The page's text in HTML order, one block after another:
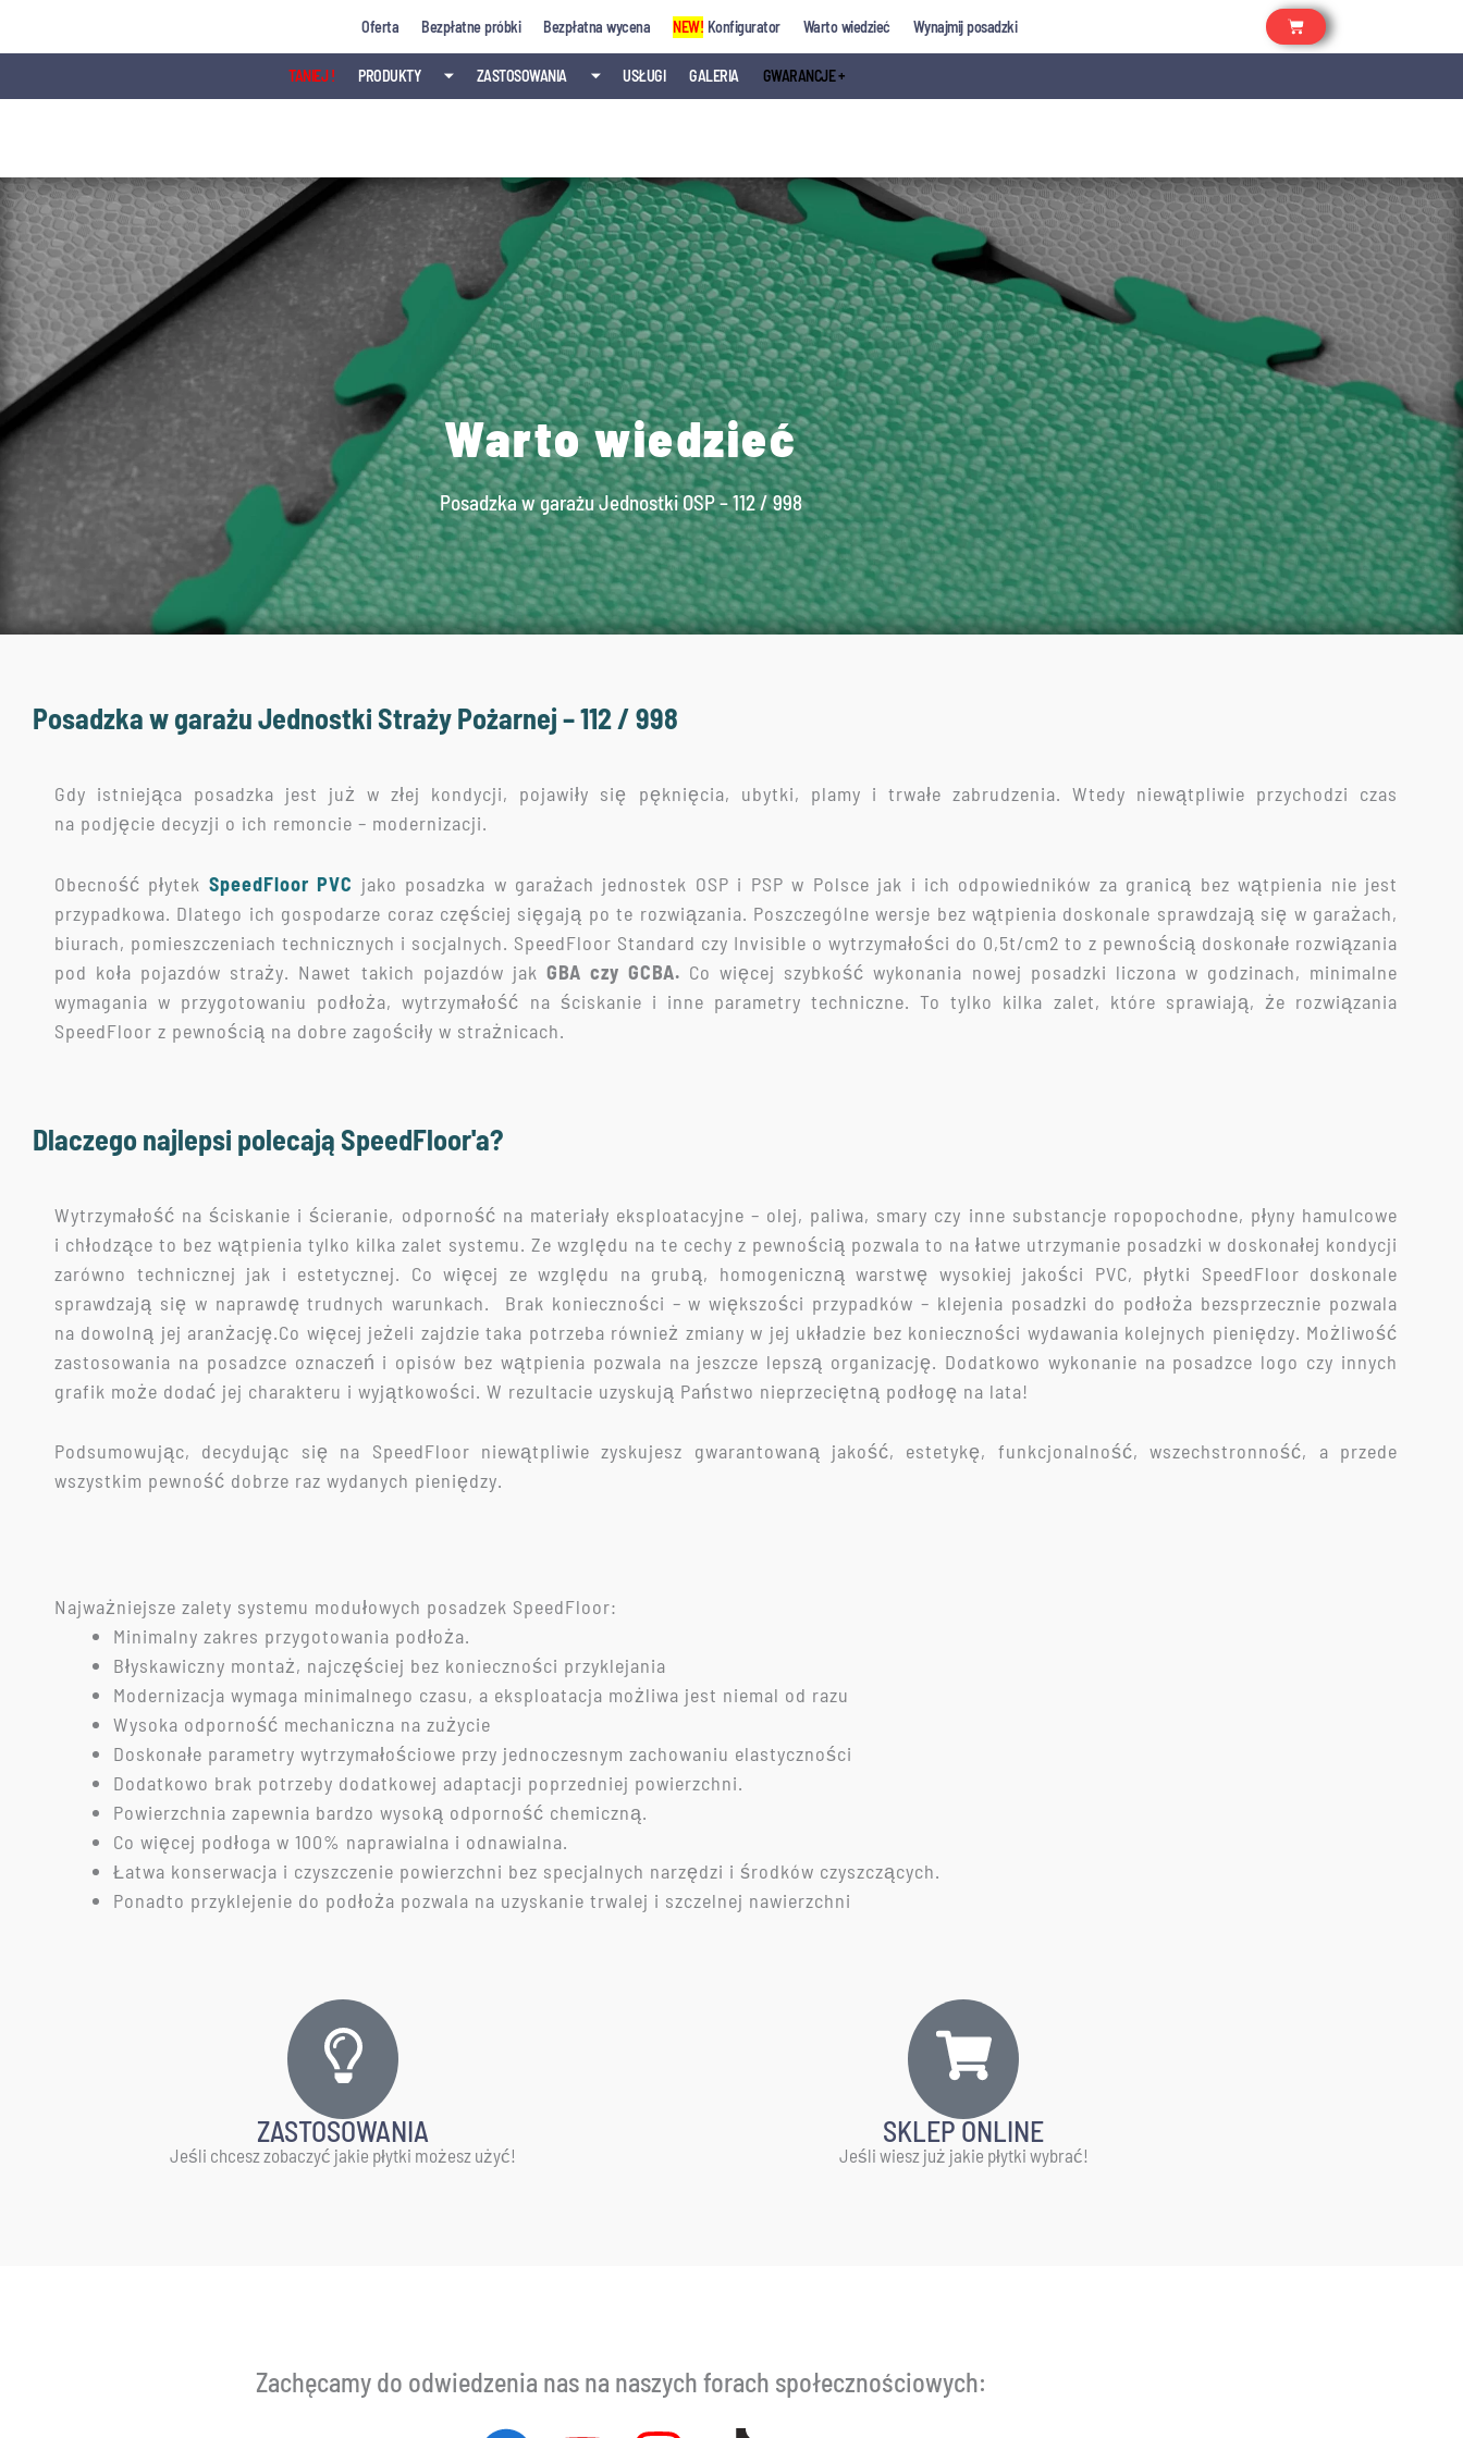
treści
Oferta Bezpłatne próbki Bezpłatna wycena NEW! Konfigurator Warto wiedzieć Wynajmij posadzki
TANIEJ ! PRODUKTY ⏷ ZASTOSOWANIA ⏷ USŁUGI GALERIA GWARANCJE +
Warto wiedzieć
Posadzka w garażu Jednostki OSP – 112 / 998
Posadzka w garażu Jednostki Straży Pożarnej – 112 / 998
Gdy istniejąca posadzka jest już w złej kondycji, pojawiły się pęknięcia, ubytki, plamy i trwałe zabrudzenia. Wtedy niewątpliwie przychodzi czas
na podjęcie decyzji o ich remoncie – modernizacji.
Obecność płytek SpeedFloor PVC jako posadzka w garażach jednostek OSP i PSP w Polsce jak i ich odpowiedników za granicą bez wątpienia nie jest
przypadkowa. Dlatego ich gospodarze coraz częściej sięgają po te rozwiązania. Poszczególne wersje bez wątpienia doskonale sprawdzają się w garażach,
biurach, pomieszczeniach technicznych i socjalnych. SpeedFloor Standard czy Invisible o wytrzymałości do 0,5t/cm2 to z pewnością doskonałe rozwiązania
pod koła pojazdów straży. Nawet takich pojazdów jak GBA czy GCBA. Co więcej szybkość wykonania nowej posadzki liczona w godzinach, minimalne
wymagania w przygotowaniu podłoża, wytrzymałość na ściskanie i inne parametry techniczne. To tylko kilka zalet, które sprawiają, że rozwiązania
SpeedFloor z pewnością na dobre zagościły w strażnicach.
Dlaczego najlepsi polecają SpeedFloor'a?
Wytrzymałość na ściskanie i ścieranie, odporność na materiały eksploatacyjne – olej, paliwa, smary czy inne substancje ropopochodne, płyny hamulcowe
i chłodzące to bez wątpienia tylko kilka zalet systemu. Ze względu na te cechy z pewnością pozwala to na łatwe utrzymanie posadzki w doskonałej kondycji
zarówno technicznej jak i estetycznej. Co więcej ze względu na grubą, homogeniczną warstwę wysokiej jakości PVC, płytki SpeedFloor doskonale
sprawdzają się w naprawdę trudnych warunkach. Brak konieczności – w większości przypadków – klejenia posadzki do podłoża bezsprzecznie pozwala
na dowolną jej aranżację.Co więcej jeżeli zajdzie taka potrzeba również zmiany w jej układzie bez konieczności wydawania kolejnych pieniędzy. Możliwość
zastosowania na posadzce oznaczeń i opisów bez wątpienia pozwala na jeszcze lepszą organizację. Dodatkowo wykonanie na posadzce logo czy innych
grafik może dodać jej charakteru i wyjątkowości. W rezultacie uzyskują Państwo nieprzeciętną podłogę na lata!
Podsumowując, decydując się na SpeedFloor niewątpliwie zyskujesz gwarantowaną jakość, estetykę, funkcjonalność, wszechstronność, a przede
wszystkim pewność dobrze raz wydanych pieniędzy.
Najważniejsze zalety systemu modułowych posadzek SpeedFloor:
Minimalny zakres przygotowania podłoża.
Błyskawiczny montaż, najczęściej bez konieczności przyklejania
Modernizacja wymaga minimalnego czasu, a eksploatacja możliwa jest niemal od razu
Wysoka odporność mechaniczna na zużycie
Doskonałe parametry wytrzymałościowe przy jednoczesnym zachowaniu elastyczności
Dodatkowo brak potrzeby dodatkowej adaptacji poprzedniej powierzchni.
Powierzchnia zapewnia bardzo wysoką odporność chemiczną.
Co więcej podłoga w 100% naprawialna i odnawialna.
Łatwa konserwacja i czyszczenie powierzchni bez specjalnych narzędzi i środków czyszczących.
Ponadto przyklejenie do podłoża pozwala na uzyskanie trwalej i szczelnej nawierzchni
ZASTOSOWANIA
Jeśli chcesz zobaczyć jakie płytki możesz użyć!
SKLEP ONLINE
Jeśli wiesz już jakie płytki wybrać!
Zachęcamy do odwiedzenia nas na naszych forach społecznościowych: